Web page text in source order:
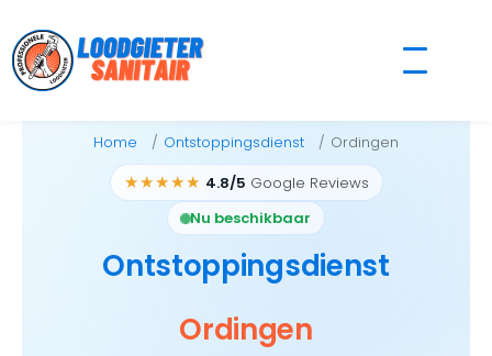
to
content
Home Ontstoppingsdienst Ordingen
★★★★★ 4.8/5 Google Reviews
Nu beschikbaar
Ontstoppingsdienst
Ordingen